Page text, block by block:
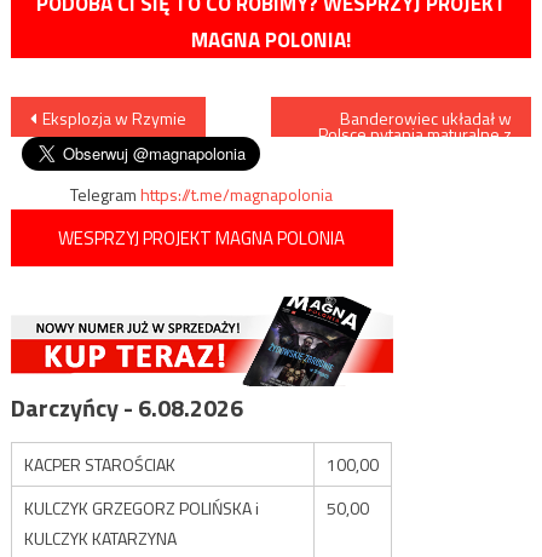
MAGNA POLONIA!
Nawigacja
wpisu
Eksplozja w Rzymie Banderowiec układał w
Polsce pytania maturalne z
Telegramhttps://t.me/magnapolonia
WESPRZYJ PROJEKT MAGNA POLONIA
Darczyńcy - 6.08.2026
KACPER STAROŚCIAK
100,00
KULCZYK GRZEGORZ POLIŃSKA i
KULCZYK KATARZYNA
50,00